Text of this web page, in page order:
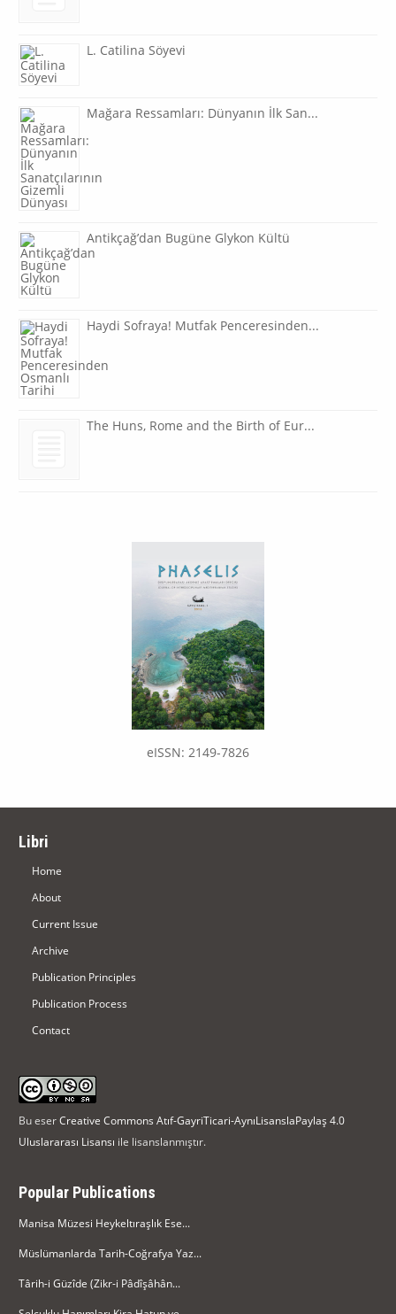
L. Catilina Söyevi
Mağara Ressamları: Dünyanın İlk San...
Antikçağ’dan Bugüne Glykon Kültü
Haydi Sofraya! Mutfak Penceresinden...
The Huns, Rome and the Birth of Eur...
eISSN: 2149-7826
Libri
Home
About
Current Issue
Archive
Publication Principles
Publication Process
Contact
Bu eserCreative Commons Atıf-GayriTicari-AynıLisanslaPaylaş 4.0
Uluslararası Lisansı ile lisanslanmıştır.
Popular Publications
Manisa Müzesi Heykeltıraşlık Ese...
Müslümanlarda Tarih-Coğrafya Yaz...
Târih-i Güzîde (Zikr-i Pâdîşâhân...